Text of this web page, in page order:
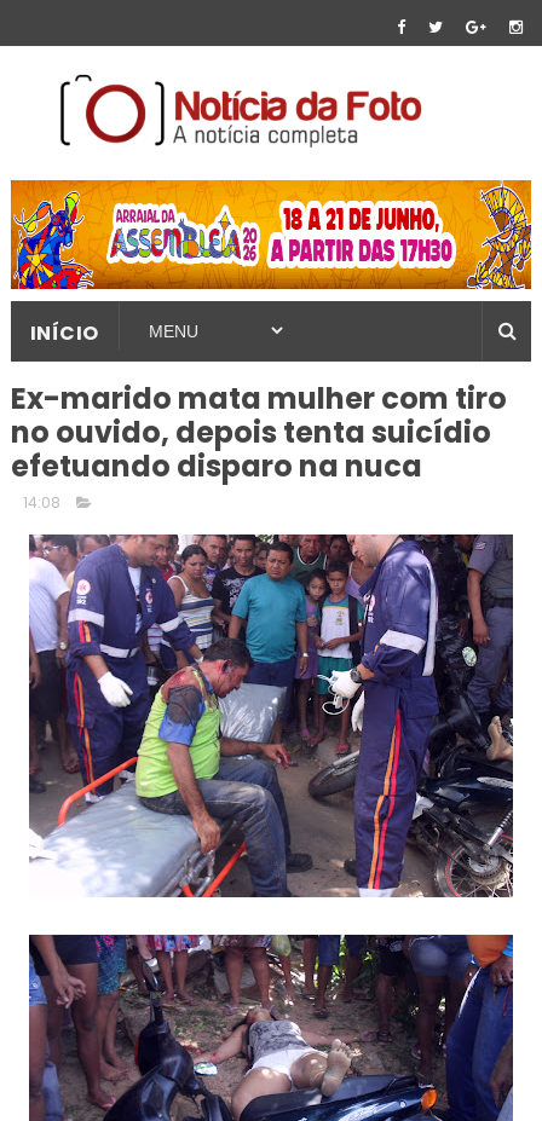
INÍCIO
Ex-marido mata mulher com tiro
no ouvido, depois tenta suicídio
efetuando disparo na nuca
14:08